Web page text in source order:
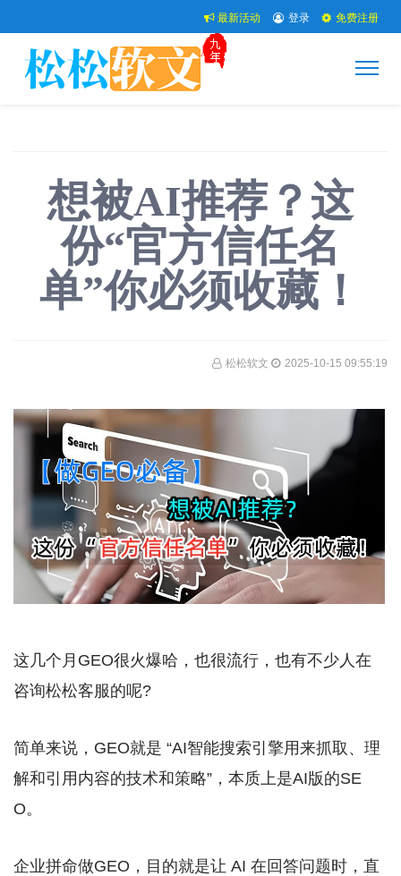
最新活动 登录 免费注册
想被AI推荐？这
份“官方信任名
单”你必须收藏！
松松软文 2025-10-15 09:55:19
这几个月GEO很火爆哈，也很流行，也有不少人在
咨询松松客服的呢?
简单来说，GEO就是 “AI智能搜索引擎用来抓取、理
解和引用内容的技术和策略”，本质上是AI版的SE
O。
企业拼命做GEO，目的就是让 AI 在回答问题时，直